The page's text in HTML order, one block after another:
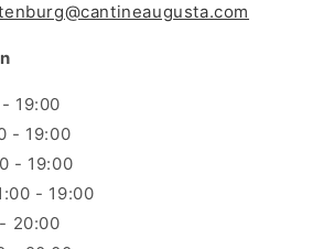
19:00
- 19:00
- 19:00
- 19:00
20:00